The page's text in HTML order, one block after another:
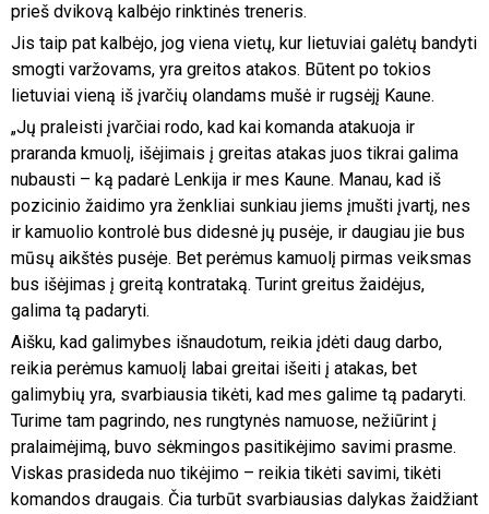
prieš dvikovą kalbėjo rinktinės treneris.
Jis taip pat kalbėjo, jog viena vietų, kur lietuviai galėtų bandyti
smogti varžovams, yra greitos atakos. Būtent po tokios
lietuviai vieną iš įvarčių olandams mušė ir rugsėjį Kaune.
„Jų praleisti įvarčiai rodo, kad kai komanda atakuoja ir
praranda kmuolį, išėjimais į greitas atakas juos tikrai galima
nubausti – ką padarė Lenkija ir mes Kaune. Manau, kad iš
pozicinio žaidimo yra ženkliai sunkiau jiems įmušti įvartį, nes
ir kamuolio kontrolė bus didesnė jų pusėje, ir daugiau jie bus
mūsų aikštės pusėje. Bet perėmus kamuolį pirmas veiksmas
bus išėjimas į greitą kontrataką. Turint greitus žaidėjus,
galima tą padaryti.
Aišku, kad galimybes išnaudotum, reikia įdėti daug darbo,
reikia perėmus kamuolį labai greitai išeiti į atakas, bet
galimybių yra, svarbiausia tikėti, kad mes galime tą padaryti.
Turime tam pagrindo, nes rungtynės namuose, nežiūrint į
pralaimėjimą, buvo sėkmingos pasitikėjimo savimi prasme.
Viskas prasideda nuo tikėjimo – reikia tikėti savimi, tikėti
komandos draugais. Čia turbūt svarbiausias dalykas žaidžiant